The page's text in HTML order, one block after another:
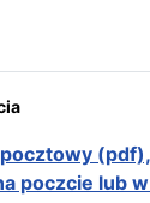
Genlis w
poczcie lub